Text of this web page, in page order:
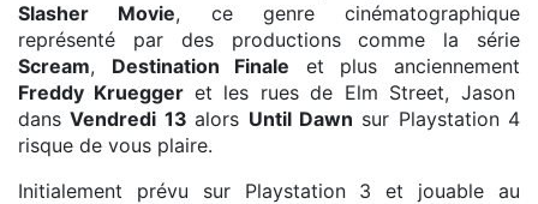
Slasher Movie, ce genre cinématographique
représenté par des productions comme la série
Scream, Destination Finale et plus anciennement
Freddy Kruegger et les rues de Elm Street, Jason
dansVendredi 13alors Until Dawn sur Playstation 4
risque de vous plaire.
Initialement prévu sur Playstation 3 et jouable au